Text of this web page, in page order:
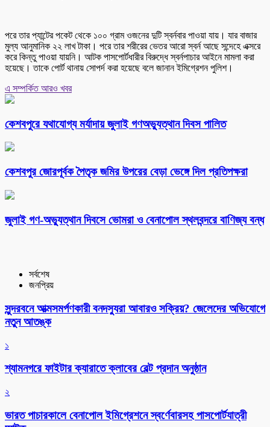
পরে তার প্যান্টের পকেট থেকে ১০০ গ্রাম ওজনের দুটি স্বর্নবার পাওয়া যায়। যার বাজার
মুল্য আনুমানিক ২২ লাখ টাকা। পরে তার শরীরের ভেতর আরো স্বর্ন আছে সন্দেহে এক্সরে
করে কিন্তু পাওয়া যায়নি। আটক পাসপোর্টধারীর বিরুদ্ধে স্বর্নপাচার আইনে মামলা করা
হয়েছে। তাকে পোর্ট থানায় সোপর্দ করা হয়েছে বলে জানান ইমিগ্রেশন পুলিশ।
এ সম্পর্কিত আরও খবর
কেশবপুরে যথাযোগ্য মর্যাদায় জুলাই গণঅভ্যুত্থান দিবস পালিত
কেশবপুর জোরপূর্বক পৈতৃক জমির উপরের বেড়া ভেঙ্গে দিল প্রতিপক্ষরা
‎জুলাই গণ-অভ্যুত্থান দিবসে ভোমরা ও বেনাপোল স্থলবন্দরে বাণিজ্য বন্ধ
সর্বশেষ
জনপ্রিয়
সুন্দরবনে আত্মসমর্পণকারী বনদস্যুরা আবারও সক্রিয়? জেলেদের অভিযোগে
নতুন আতঙ্ক
১
শ্যামনগরে ফাইটার ক্যারাতে ক্লাবের বেল্ট প্রদান অনুষ্ঠান
২
ভারত পাচারকালে বেনাপোল ইমিগ্রেশনে স্বর্ণেবারসহ পাসপোর্টযাত্রী